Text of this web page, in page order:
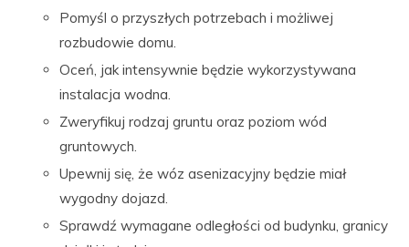
Pomyśl o przyszłych potrzebach i możliwej
rozbudowie domu.
Oceń, jak intensywnie będzie wykorzystywana
instalacja wodna.
Zweryfikuj rodzaj gruntu oraz poziom wód
gruntowych.
Upewnij się, że wóz asenizacyjny będzie miał
wygodny dojazd.
Sprawdź wymagane odległości od budynku, granicy